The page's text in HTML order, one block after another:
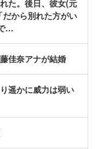
た。後日、彼女(元
から別れた方がい
…
佳奈アナが結婚
遥かに威力は弱い